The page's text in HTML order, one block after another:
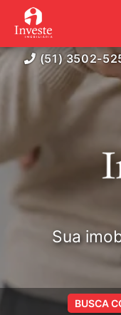
(51) 3502-
Sua
BUSCA